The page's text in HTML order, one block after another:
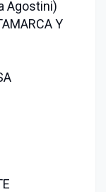
Agostini)
Y